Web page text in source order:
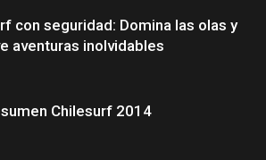
con seguridad: Domina las olas y
aventuras inolvidables
Chilesurf 2014